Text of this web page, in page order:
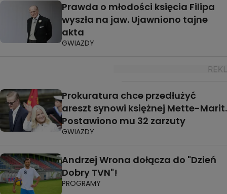
Prawda o młodości księcia Filipa
wyszła na jaw. Ujawniono tajne
akta
GWIAZDY
Prokuratura chce przedłużyć
areszt synowi księżnej Mette-Marit.
Postawiono mu 32 zarzuty
GWIAZDY
Andrzej Wrona dołącza do "Dzień
Dobry TVN"!
PROGRAMY